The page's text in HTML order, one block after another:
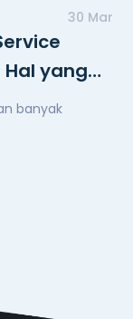
30 Mar
yang
banyak